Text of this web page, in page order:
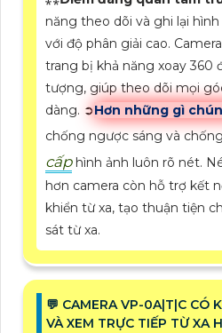
năng theo dõi và ghi lại
với độ phân giải cao.
trang bị khả năng xoay 360
tượng, giúp theo dõi mọi
dàng. ➲Hơn những gì
chống ngược sáng và
cấphình ảnh luôn rõ nét.
hơn camera còn hỗ trợ kết
khiển từ xa, tạo thuận tiện
sát từ xa.
️💬 CAMERA VP-0A|T|C CÓ
VÀ XEM TRỰC TIẾP TỪ XA